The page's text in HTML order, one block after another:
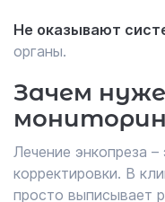
Не оказывают
органы.
Зачем
Лечение энкопреза
корректировки. В
просто выписывает